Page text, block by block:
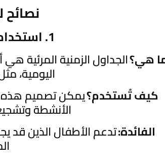
نصائح
1. استخدام الجداول الزمنية المرئية
هي؟الجداول الزمنية المرئية
اليومية،
كيف تُستخدم؟يمكن تصميم هذه
الأنشطة
الفائدة:تدعم الأطفال الذين قد